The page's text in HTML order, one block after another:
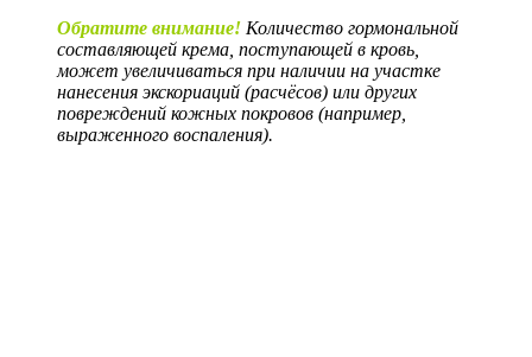
Обратите внимание! Количество гормональной
составляющей крема, поступающей в кровь,
может увеличиваться при наличии на участке
нанесения экскориаций (расчёсов) или других
повреждений кожных покровов (например,
выраженного воспаления).